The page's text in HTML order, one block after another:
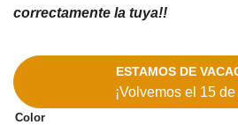
correctamente la tuya!!
ESTAMOS DE
¡Volvemos el 15
Color